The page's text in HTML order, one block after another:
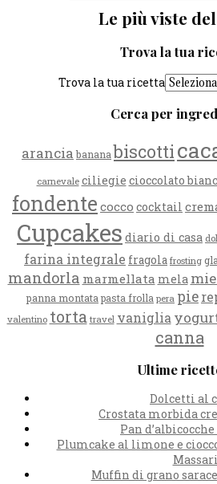
Le più viste
Trova la tua
Trova la tua ricetta
Cerca per
arancia banana biscotti
carnevale ciliegie cioccolato
fondente cocco cocktail
Cupcakes diario di casa
farina integrale fragola frosting
mandorla marmellata mela
panna montata pasta frolla pera pie
valentino torta travel vaniglia
canna
Ultime
Dolcetti al
Crostata morbida
Pan
Plumcake al limone e
Massari
Muffin di grano